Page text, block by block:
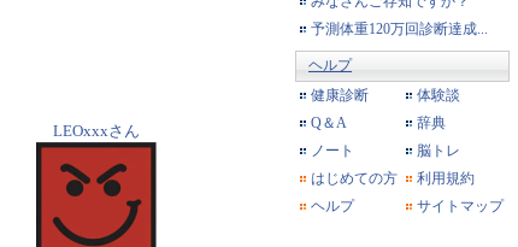
LEOxxxさん
予測体重120万回診断達成...
ヘルプ
健康診断
体験談
Q＆A
辞典
ノート
脳トレ
はじめての方
利用規約
ヘルプ
サイトマップ